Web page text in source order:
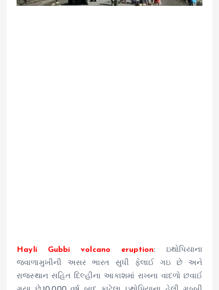
Hayli Gubbi volcano eruption: ઇથોપિયાના
જ્વાળામુખીની અસર ભારત સુધી ફેલાઈ ગઇ છે અને
રાજસ્થાન સહિત દિલ્હીના આકાશમાં રાખના વાદળો છવાઈ